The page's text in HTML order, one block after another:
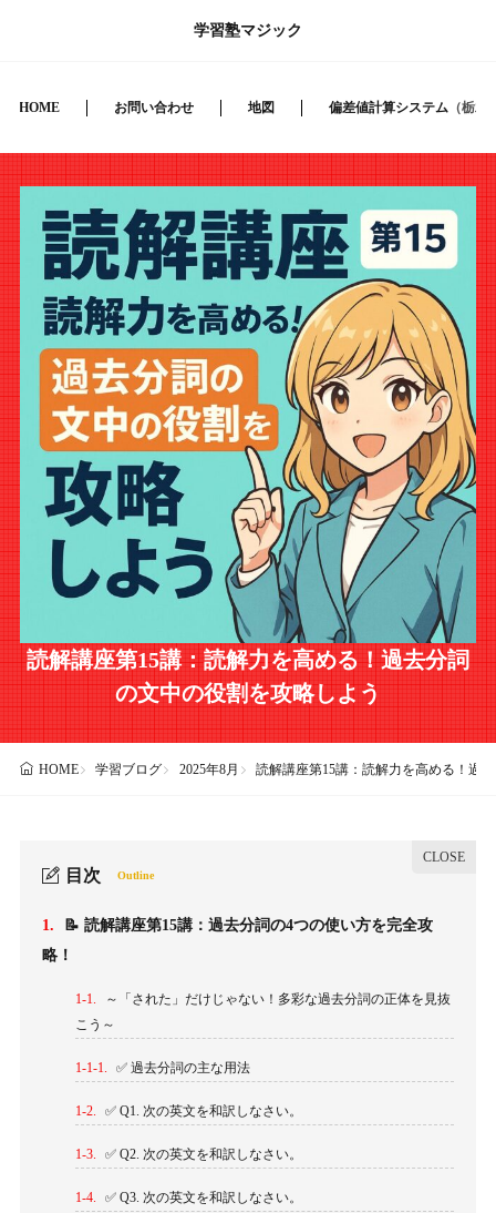
学習塾マジック
HOME お問い合わせ 地図 偏差値計算システム（栃
読解講座第15講：読解力を高める！過去分詞
の文中の役割を攻略しよう
HOME 学習ブログ 2025年8月 読解講座第15講：読解力を高める！過
目次 Outline
1.
📝 読解講座第15講：過去分詞の4つの使い方を完全攻
略！
1-1.
～「された」だけじゃない！多彩な過去分詞の正体を見抜
こう～
1-1-1. ✅ 過去分詞の主な用法
1-2. ✅ Q1. 次の英文を和訳しなさい。
1-3. ✅ Q2. 次の英文を和訳しなさい。
1-4. ✅ Q3. 次の英文を和訳しなさい。